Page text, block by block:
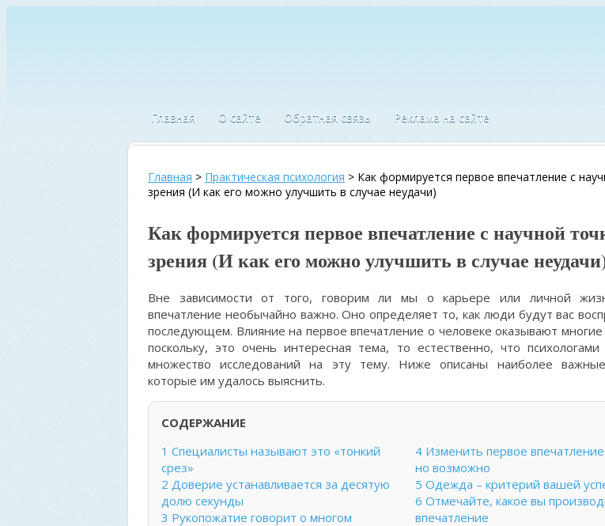
Главная О сайте Обратная связь Реклама на сайте
Главная > Практическая психология > Как формируется первое впечатление с
зрения (И как его можно улучшить в случае неудачи)
Как формируется первое впечатление с научной
зрения (И как его можно улучшить в случае
Вне зависимости от того, говорим ли мы о карьере или личной
впечатление необычайно важно. Оно определяет то, как люди будут вас
последующем. Влияние на первое впечатление о человеке оказывают
поскольку, это очень интересная тема, то естественно, что
множество исследований на эту тему. Ниже описаны наиболее
которые им удалось выяснить.
СОДЕРЖАНИЕ
1 Специалисты называют это «тонкий
срез»
2 Доверие устанавливается за десятую
долю секунды
3 Рукопожатие говорит о многом
4Изменить первое
но возможно
5 Одежда – критерий вашей
6 Отмечайте, какое вы
впечатление